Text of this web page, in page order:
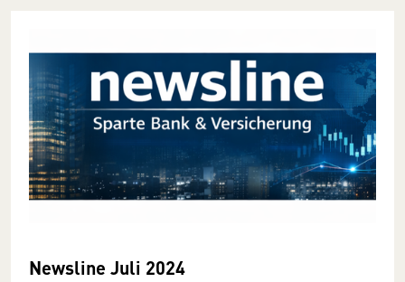
Newsline Juli 2024